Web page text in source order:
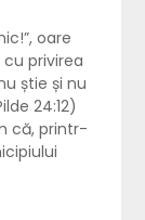
oare
privirea
știe și nu
24:12)
că, printr-